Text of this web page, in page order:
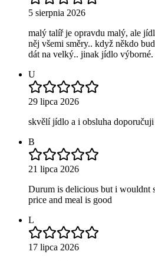
5 sierpnia 2026
malý talíř je opravdu malý, ale
něj všemi směry.. když někdo
dát na velký.. jinak jídlo výborné.
U
29 lipca 2026
skvělí jídlo a i obsluha doporučuji
B
21 lipca 2026
Durum is delicious but i wouldnt
price and meal is good
L
17 lipca 2026